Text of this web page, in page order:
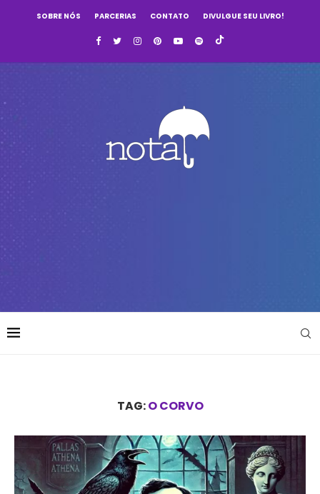
SOBRE NÓS PARCERIAS CONTATO DIVULGUE SEU LIVRO!
TAG:O CORVO